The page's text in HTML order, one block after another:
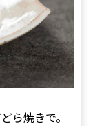
ら焼きで。